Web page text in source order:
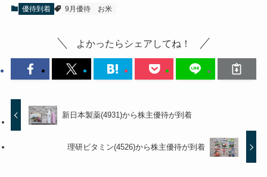
優待到着 9月優待 お米
よかったらシェアしてね！
新日本製薬(4931)から株主優待が到着
理研ビタミン(4526)から株主優待が到着